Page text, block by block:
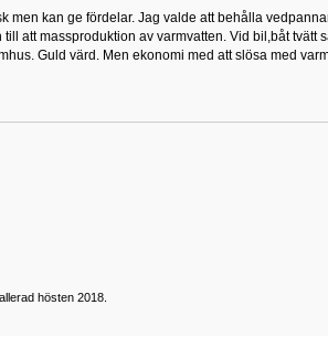
men kan ge fördelar. Jag valde att behålla
att massproduktion av varmvatten. Vid bil,båt tvätt
Guld värd. Men ekonomi med att slösa med
hösten 2018.